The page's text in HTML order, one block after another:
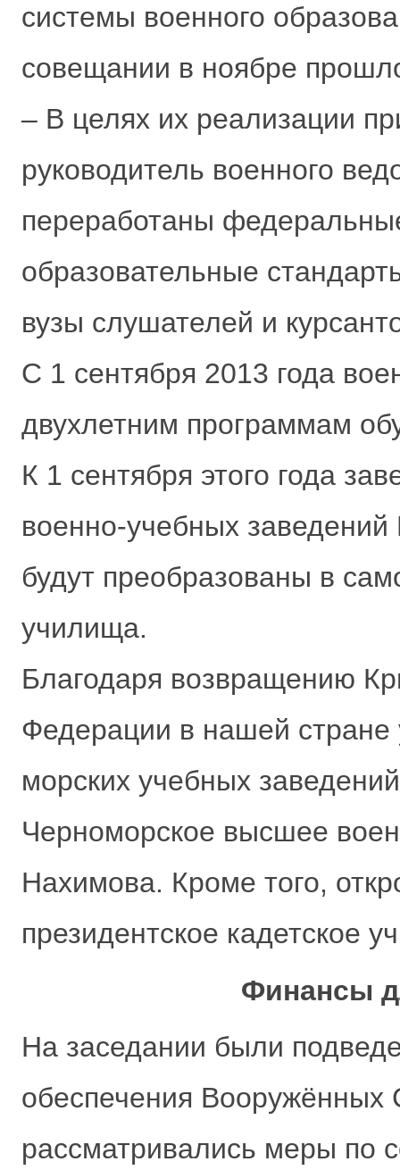
системы военного
совещании в ноябре
– В целях их реализации
руководитель военного
переработаны
образовательные
вузы слушателей и
С 1 сентября 2013 года
двухлетним программам
К 1 сентября этого года
военно-учебных
будут преобразованы в
училища.
Благодаря возвращению
Федерации в нашей стране
морских учебных
Черноморское высшее
Нахимова. Кроме того,
президентское кадетское
Финансы
На заседании были
обеспечения
рассматривались меры по